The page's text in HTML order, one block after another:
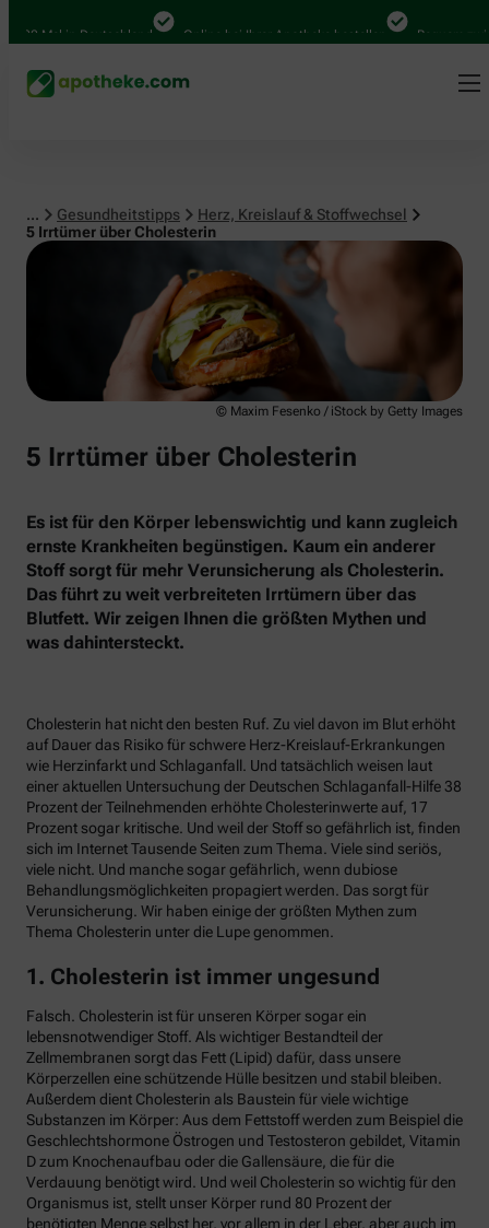
Mal in Deutschland Online bei Ihrer Apotheke bestellen Bequem
... Gesundheitstipps
Herz, Kreislauf & Stoffwechsel
5 Irrtümer über Cholesterin
Herz, Kreislauf & Stoffwechsel
© Maxim Fesenko / iStock by Getty Images
5 Irrtümer über Cholesterin
Es ist für den Körper lebenswichtig und kann zugleich
ernste Krankheiten begünstigen. Kaum ein anderer
Stoff sorgt für mehr Verunsicherung als Cholesterin.
Das führt zu weit verbreiteten Irrtümern über das
Blutfett. Wir zeigen Ihnen die größten Mythen und
was dahintersteckt.
Cholesterin hat nicht den besten Ruf. Zu viel davon im Blut erhöht
auf Dauer das Risiko für schwere Herz-Kreislauf-Erkrankungen
wie Herzinfarkt und Schlaganfall. Und tatsächlich weisen laut
einer aktuellen Untersuchung der Deutschen Schlaganfall-Hilfe 38
Prozent der Teilnehmenden erhöhte Cholesterinwerte auf, 17
Prozent sogar kritische. Und weil der Stoff so gefährlich ist, finden
sich im Internet Tausende Seiten zum Thema. Viele sind seriös,
viele nicht. Und manche sogar gefährlich, wenn dubiose
Behandlungsmöglichkeiten propagiert werden. Das sorgt für
Verunsicherung. Wir haben einige der größten Mythen zum
Thema Cholesterin unter die Lupe genommen.
1. Cholesterin ist immer ungesund
Falsch. Cholesterin ist für unseren Körper sogar ein
lebensnotwendiger Stoff. Als wichtiger Bestandteil der
Zellmembranen sorgt das Fett (Lipid) dafür, dass unsere
Körperzellen eine schützende Hülle besitzen und stabil bleiben.
Außerdem dient Cholesterin als Baustein für viele wichtige
Substanzen im Körper: Aus dem Fettstoff werden zum Beispiel die
Geschlechtshormone Östrogen und Testosteron gebildet, Vitamin
D zum Knochenaufbau oder die Gallensäure, die für die
Verdauung benötigt wird. Und weil Cholesterin so wichtig für den
Organismus ist, stellt unser Körper rund 80 Prozent der
benötigten Menge selbst her, vor allem in der Leber, aber auch im